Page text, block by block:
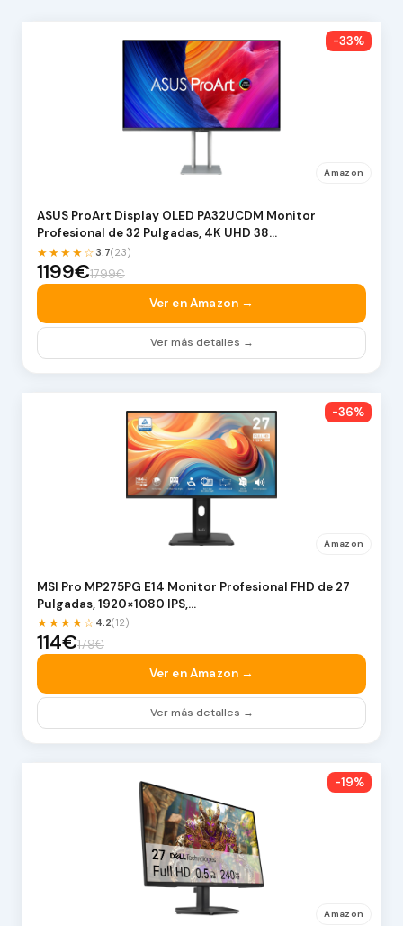
-33%
Amazon
ASUS ProArt Display OLED PA32UCDM Monitor
Profesional de 32 Pulgadas, 4K UHD 38…
★★★★☆3.7(23)
1199€1799€
Ver en Amazon →
Ver más detalles →
-36%
Amazon
MSI Pro MP275PG E14 Monitor Profesional FHD de 27
Pulgadas, 1920×1080 IPS,…
★★★★☆ 4.2(12)
114€179€
Ver en Amazon →
Ver más detalles →
-19%
Amazon